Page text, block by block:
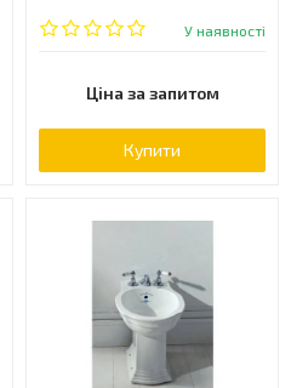
У наявності
Ціна за запитом
Купити